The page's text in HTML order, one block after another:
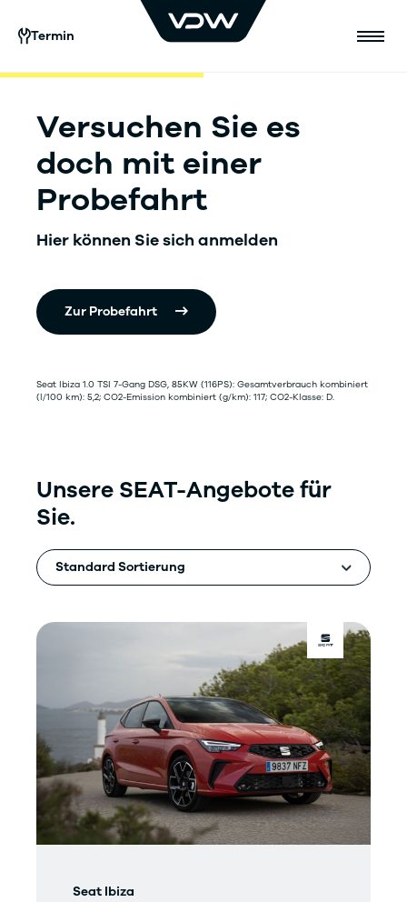
Termin
Versuchen Sie es
doch mit einer
Probefahrt
Hier können Sie sich anmelden
Zur Probefahrt
Seat Ibiza 1.0 TSI 7-Gang DSG, 85KW (116PS): Gesamtverbrauch kombiniert
(l/100 km): 5,2; CO2-Emission kombiniert (g/km): 117; CO2-Klasse: D.
Unsere SEAT-Angebote für
Sie.
Seat Ibiza